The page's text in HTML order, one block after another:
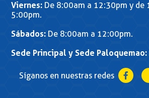
Viernes: De 8:00am a 12:30pm y de
5:00pm.
Sábados: De 8:00am a 12:00pm.
Sede Principal y Sede Paloquemao:
Síganos en nuestras redes